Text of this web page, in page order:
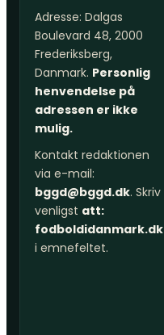
Adresse: Dalgas
Boulevard 48, 2000
Frederiksberg,
Danmark. Personlig
henvendelse på
adressen er ikke
mulig.
Kontakt redaktionen
via e-mail:
bggd@bggd.dk. Skriv
venligst att:
fodboldidanmark.dk
i emnefeltet.